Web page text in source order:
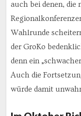
auch bei denen, die
Wahlrunde
der GroKo
denn ein
Auch die
würde damit